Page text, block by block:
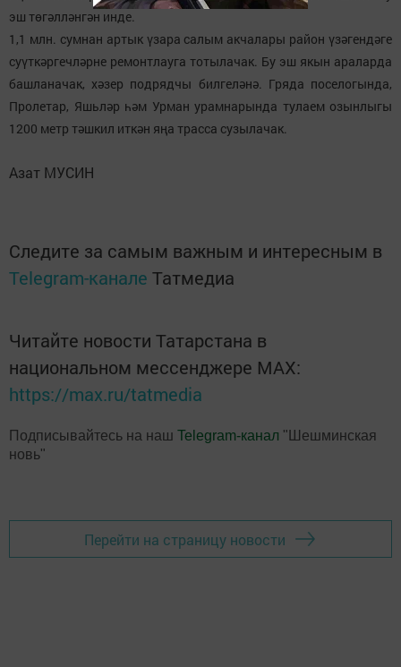
эш төгәлләнгән инде.
1,1 млн. сумнан артык үзара салым акчалары район үзәгендәге
суүткәргечләрне ремонтлауга тотылачак. Бу эш якын араларда
башланачак, хәзер подрядчы билгеләнә. Гряда поселогында,
Пролетар, Яшьләр һәм Урман урамнарында тулаем озынлыгы
1200 метр тәшкил иткән яңа трасса сузылачак.
Азат МУСИН
Следите за самым важным и интересным в
Telegram-канале Татмедиа
Читайте новости Татарстана в
национальном мессенджере MАХ:
https://max.ru/tatmedia
Подписывайтесь на наш Telegram-канал "Шешминская
новь"
Перейти на страницу новости